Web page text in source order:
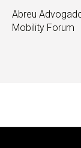
Abreu
Mobility Forum